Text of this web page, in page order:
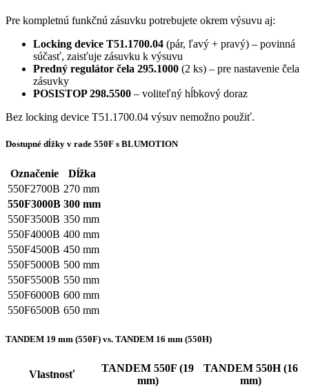
Pre kompletnú funkčnú zásuvku potrebujete okrem výsuvu aj:
Locking device T51.1700.04 (pár, ľavý + pravý) – povinná
súčasť, zaisťuje zásuvku k výsuvu
Predný regulátor čela 295.1000 (2 ks) – pre nastavenie čela
zásuvky
POSISTOP 298.5500 – voliteľný hĺbkový doraz
Bez locking device T51.1700.04 výsuv nemožno použiť.
Dostupné dĺžky v rade 550F s BLUMOTION
Označenie
Dĺžka
550F2700B 270 mm
550F3000B 300 mm
550F3500B 350 mm
550F4000B 400 mm
550F4500B 450 mm
550F5000B 500 mm
550F5500B 550 mm
550F6000B 600 mm
550F6500B 650 mm
TANDEM 19 mm (550F) vs. TANDEM 16 mm (550H)
Vlastnosť
TANDEM 550F (19
mm)
TANDEM 550H (16
mm)